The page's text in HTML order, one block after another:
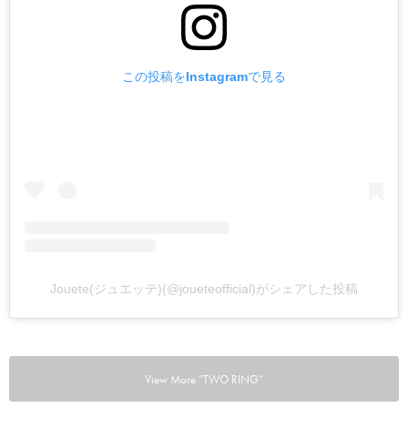
この投稿をInstagramで見る
Jouete(ジュエッテ)(@joueteofficial)がシェアした投稿
View More ”TWO RING”